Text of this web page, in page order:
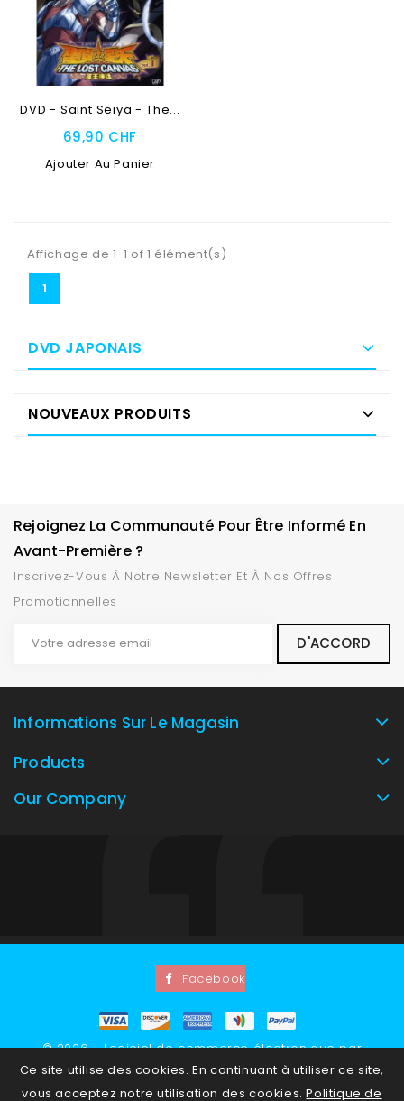
DVD - Saint Seiya - The...
69,90 CHF
Ajouter Au Panier
Affichage de 1-1 of 1 élément(s)
1
DVD JAPONAIS
NOUVEAUX PRODUITS
Rejoignez La Communauté Pour Être Informé En
Avant-Première ?
Inscrivez-Vous À Notre Newsletter Et À Nos Offres
Promotionnelles
Informations Sur Le Magasin
Products
Our Company
Ce site utilise des cookies. En continuant à utiliser ce site,
vous acceptez notre utilisation des cookies. Politique de
Facebook
© 2026 - Logiciel de commerce électronique par
PrestaShop™